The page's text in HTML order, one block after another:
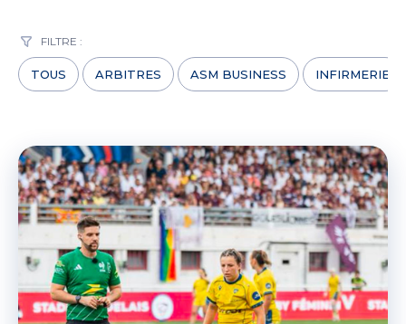
FILTRE :
TOUS ARBITRES ASM BUSINESS INFIRMERIE